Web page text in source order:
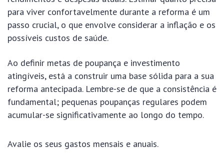
para viver confortavelmente durante a reforma é um
passo crucial, o que envolve considerar a inflação e os
possíveis custos de saúde.
Ao definir metas de poupança e investimento
atingíveis, está a construir uma base sólida para a sua
reforma antecipada. Lembre-se de que a consistência é
fundamental; pequenas poupanças regulares podem
acumular-se significativamente ao longo do tempo.
Avalie os seus gastos mensais e anuais.